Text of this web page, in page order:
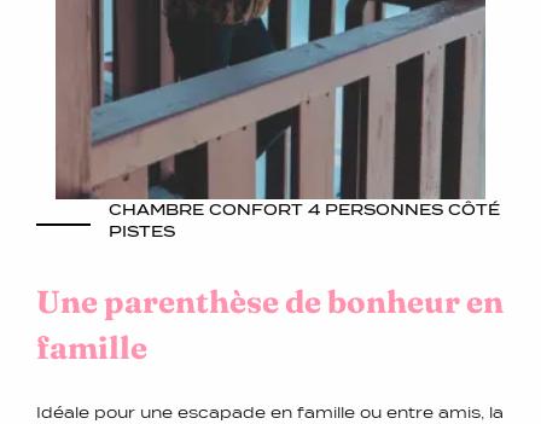
CHAMBRE CONFORT 4 PERSONNES CÔTÉ
PISTES
Une parenthèse de bonheur en
famille
Idéale pour une escapade en famille ou entre amis, la